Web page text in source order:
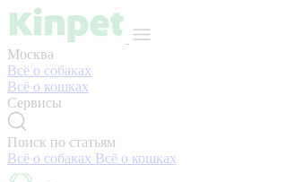
Москва
Всё о собаках
Всё о кошках
Сервисы
Поиск по статьям
Всё о собаках Всё о кошках